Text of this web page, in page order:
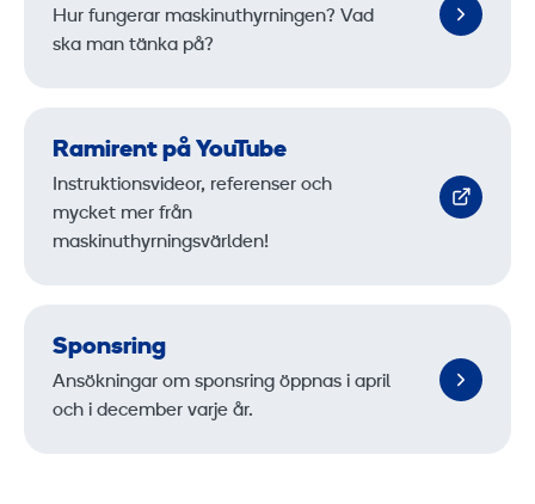
Hur fungerar maskinuthyrningen? Vad
ska man tänka på?
Ramirent på YouTube
Instruktionsvideor, referenser och
mycket mer från
maskinuthyrningsvärlden!
Sponsring
Ansökningar om sponsring öppnas i april
och i december varje år.